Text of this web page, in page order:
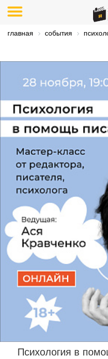
главная события
Психология в